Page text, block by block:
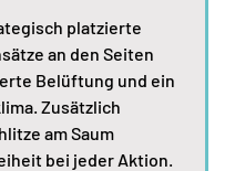
platzierte
an den Seiten
Belüftung und ein
Zusätzlich
am Saum
bei jeder Aktion.